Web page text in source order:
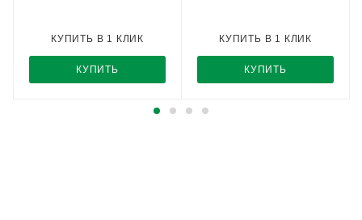
КУПИТЬ
КУПИТЬ В 1 КЛИК
КУПИТЬ
КУПИТЬ В 1 КЛИК